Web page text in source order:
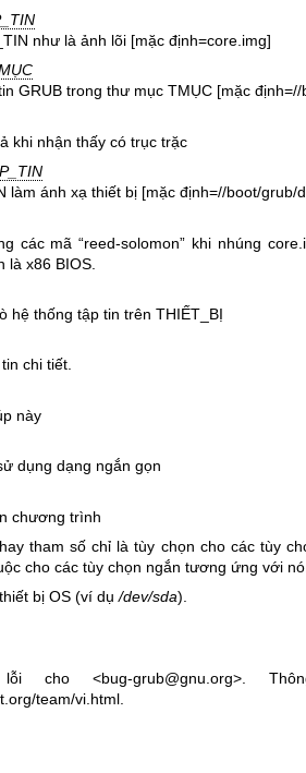
như là ảnh lõi [mặc định=core.img]
GRUB trong thư mục TMỤC [mặc định=//
khi nhận thấy có trục trặc
làm ánh xạ thiết bị [mặc định=//boot/grub/
các mã “reed-solomon” khi nhúng
là x86 BIOS.
hệ thống tập tin trên THIẾT_BỊ
chi tiết.
này
dụng dạng ngắn gọn
chương trình
tham số chỉ là tùy chọn cho các tùy
cho các tùy chọn ngắn tương ứng với nó.
bị OS (ví dụ/dev/sda).
cho <bug-grub@gnu.org>.
team/vi.html.